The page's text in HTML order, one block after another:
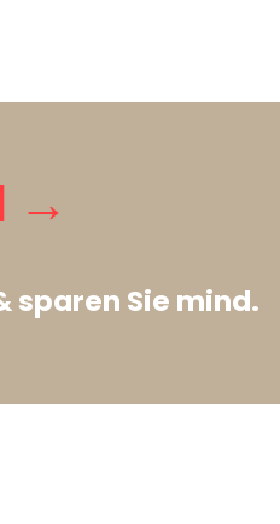
→
sparen Sie mind.